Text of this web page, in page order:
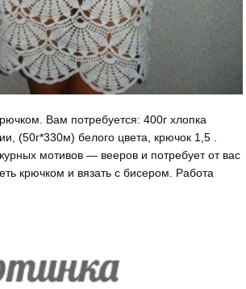
Вам потребуется: 400г хлопка
(50г*330м) белого цвета, крючок 1,5 .
мотивов — вееров и потребует от вас
крючком и вязать с бисером. Работа